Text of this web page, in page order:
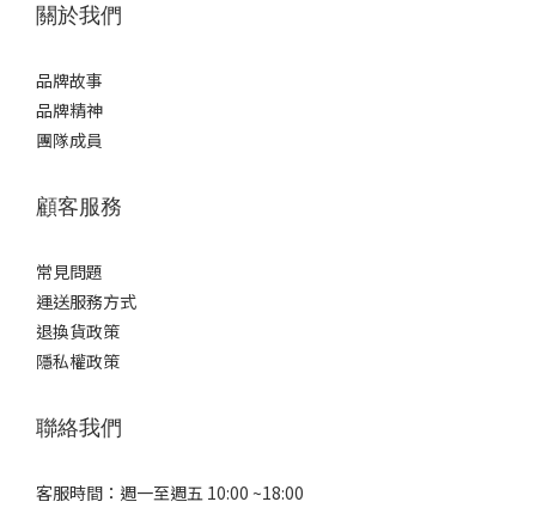
關於我們
品牌故事
品牌精神
團隊成員
顧客服務
常見問題
運送服務方式
退換貨政策
隱私權政策
聯絡我們
客服時間：週一至週五 10:00 ~18:00